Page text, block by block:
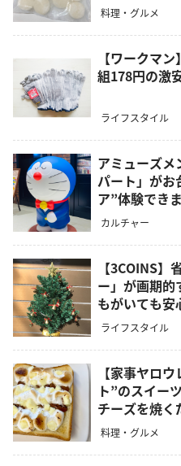
料理・グルメ
【ワークマ
組178円の激
ライフスタイル
アミューズメ
パート」がお
ア”体験でき
カルチャー
【3COINS】
ー」が画期的
もがいても
ライフスタイル
【家事ヤロ
ト”のスイー
チーズを焼く
料理・グルメ